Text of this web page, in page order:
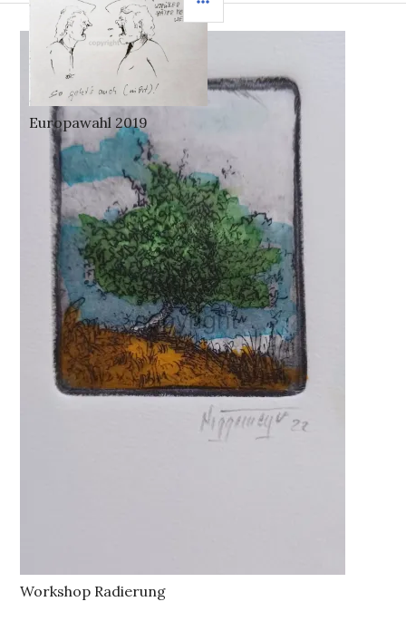
#einegesundeerde
#fürunserekinder
#joricartoon
Wortspielerei
Europawahl 2019
Workshop Radierung